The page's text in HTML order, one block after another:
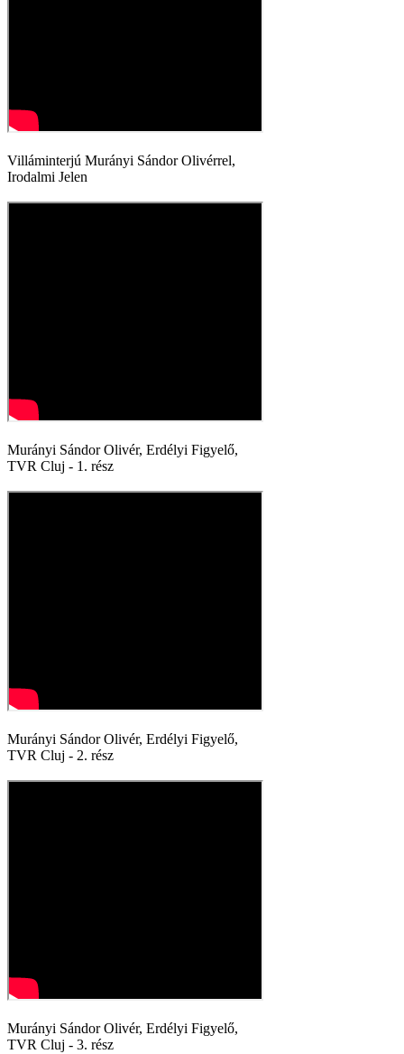
Villáminterjú Murányi Sándor Olivérrel,
Irodalmi Jelen
Murányi Sándor Olivér, Erdélyi Figyelő,
TVR Cluj - 1. rész
Murányi Sándor Olivér, Erdélyi Figyelő,
TVR Cluj - 2. rész
Murányi Sándor Olivér, Erdélyi Figyelő,
TVR Cluj - 3. rész